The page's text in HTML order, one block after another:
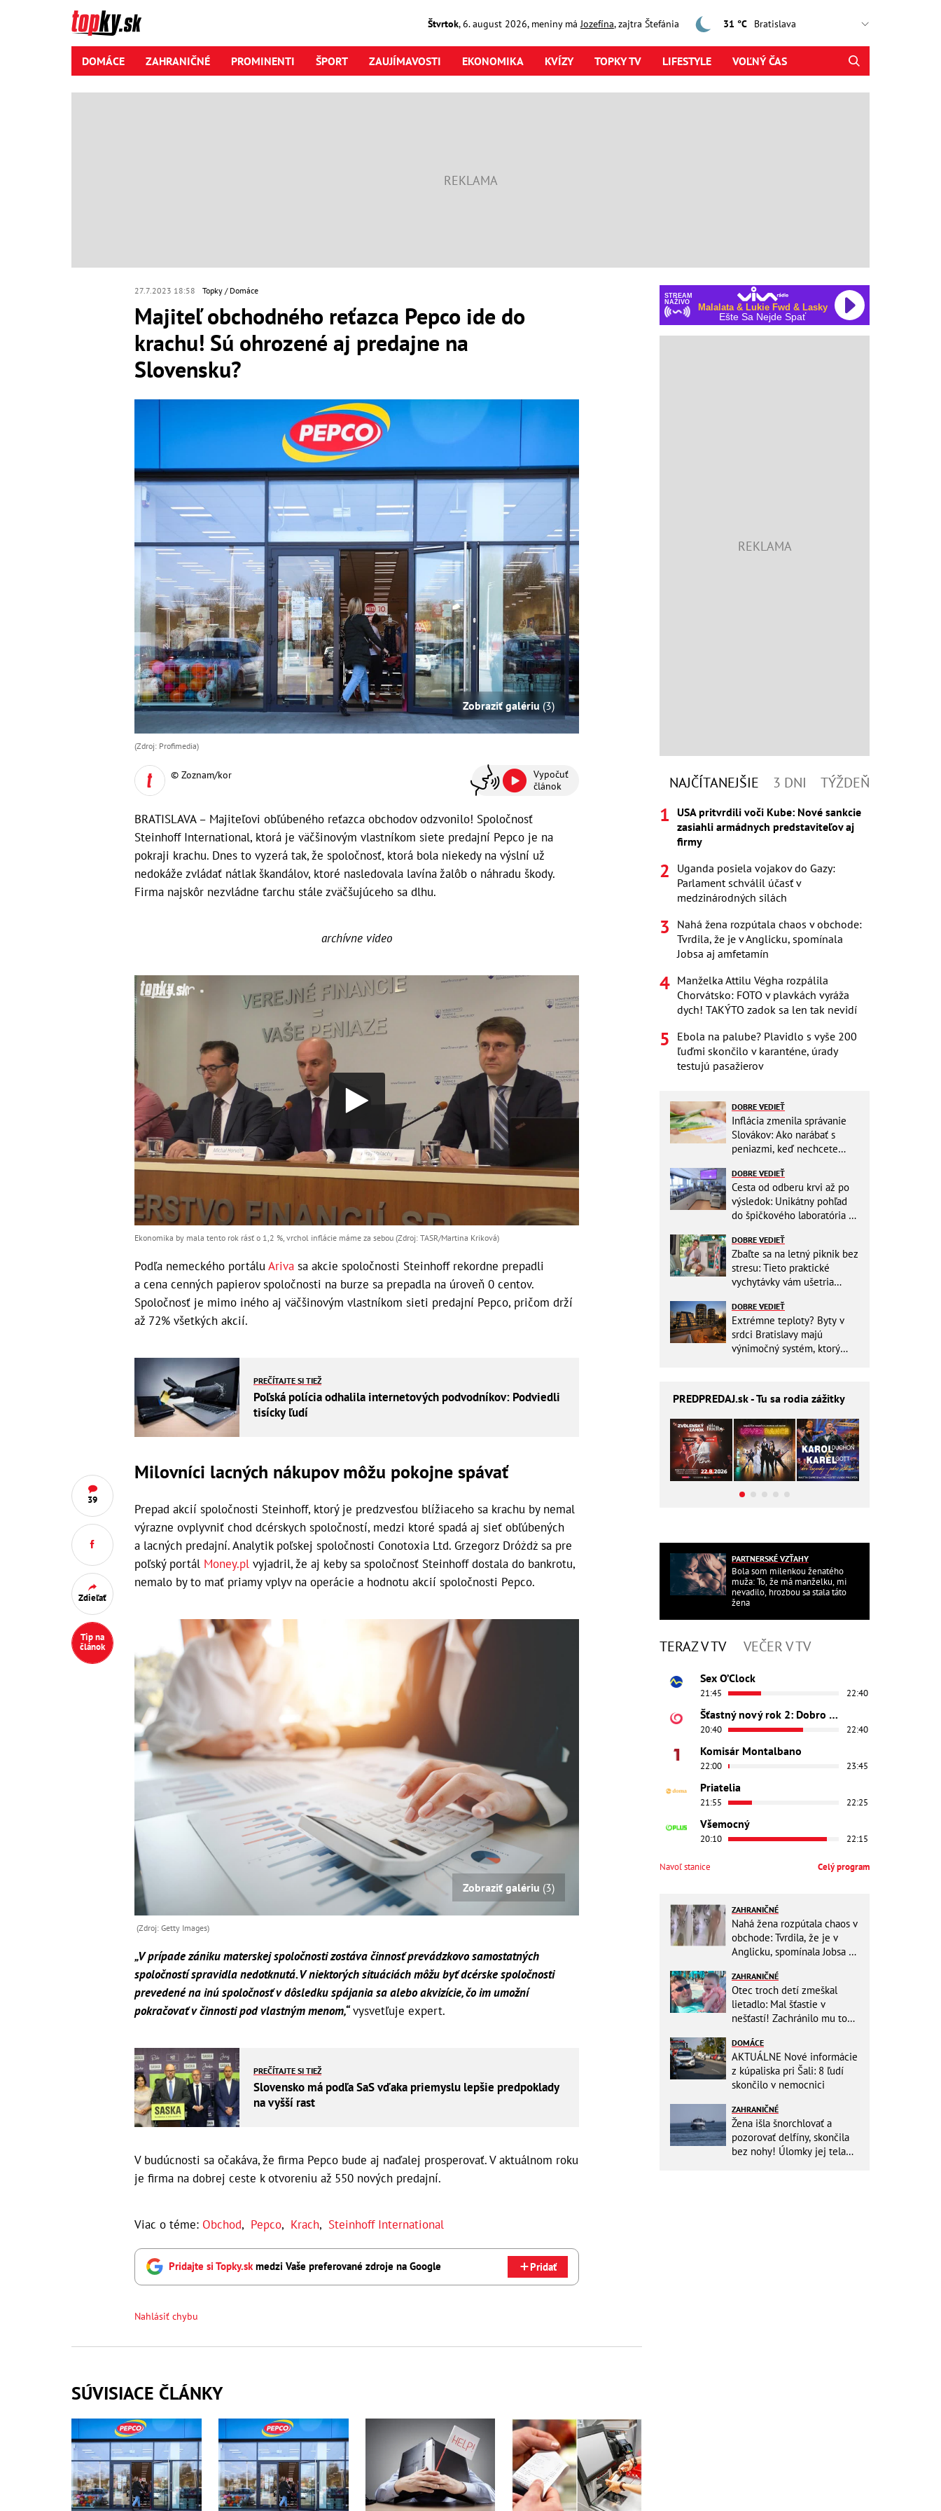
Štvrtok,6. august2026, meniny má Jozefína, zajtra Štefánia 31 °C
DOMÁCE ZAHRANIČNÉ PROMINENTI ŠPORT ZAUJÍMAVOSTI EKONOMIKA KVÍZY TOPKY TV LIFESTYLE VOĽNÝ ČAS
27.7.2023 18:58 Topky Domáce
Majiteľ obchodného reťazca Pepco ide do
krachu! Sú ohrozené aj predajne na
Slovensku?
39
Zdieľať
Tip na
článok
Zobraziť galériu (3)
(Zdroj: Profimedia)
© Zoznam/kor
Vypočuť
článok
BRATISLAVA – Majiteľovi obľúbeného reťazca obchodov odzvonilo! Spoločnosť
Steinhoff International, ktorá je väčšinovým vlastníkom siete predajní Pepco je na
pokraji krachu. Dnes to vyzerá tak, že spoločnosť, ktorá bola niekedy na výslní už
nedokáže zvládať nátlak škandálov, ktoré nasledovala lavína žalôb o náhradu škody.
Firma najskôr nezvládne ťarchu stále zväčšujúceho sa dlhu.
archívne video
Ekonomika by mala tento rok rásť o 1,2 %, vrchol inflácie máme za sebou (Zdroj: TASR/Martina Kriková)
Podľa nemeckého portálu Ariva sa akcie spoločnosti Steinhoff rekordne prepadli
a cena cenných papierov spoločnosti na burze sa prepadla na úroveň 0 centov.
Spoločnosť je mimo iného aj väčšinovým vlastníkom sieti predajní Pepco, pričom drží
až 72% všetkých akcií.
PREČÍTAJTE SI TIEŽ
Poľská polícia odhalila internetových podvodníkov: Podviedli
tisícky ľudí
Milovníci lacných nákupov môžu pokojne spávať
Prepad akcií spoločnosti Steinhoff, ktorý je predzvesťou blížiaceho sa krachu by nemal
výrazne ovplyvniť chod dcérskych spoločností, medzi ktoré spadá aj sieť obľúbených
a lacných predajní. Analytik poľskej spoločnosti Conotoxia Ltd. Grzegorz Dróżdż sa pre
poľský portál Money.pl vyjadril, že aj keby sa spoločnosť Steinhoff dostala do bankrotu,
nemalo by to mať priamy vplyv na operácie a hodnotu akcií spoločnosti Pepco.
Zobraziť galériu (3)
(Zdroj: Getty Images)
„V prípade zániku materskej spoločnosti zostáva činnosť prevádzkovo samostatných
spoločností spravidla nedotknutá. V niektorých situáciách môžu byť dcérske spoločnosti
prevedené na inú spoločnosť v dôsledku spájania sa alebo akvizície, čo im umožní
pokračovať v činnosti pod vlastným menom,“vysvetľuje expert.
PREČÍTAJTE SI TIEŽ
Slovensko má podľa SaS vďaka priemyslu lepšie predpoklady
na vyšší rast
V budúcnosti sa očakáva, že firma Pepco bude aj naďalej prosperovať. V aktuálnom roku
je firma na dobrej ceste k otvoreniu až 550 nových predajní.
Viac o téme: Obchod, Pepco, Krach, Steinhoff International
Pridajte si Topky.skmedzi Vaše preferované zdroje na Google Pridať
Nahlásiť chybu
SÚVISIACE ČLÁNKY
STREAM
NAŽIVO
Malalata & Lukie Fwd & Lasky
Ešte Sa Nejde Spať
NAJČÍTANEJŠIE 3 DNI TÝŽDEŇ
USA pritvrdili voči Kube: Nové sankcie
zasiahli armádnych predstaviteľov aj
firmy
Uganda posiela vojakov do Gazy:
Parlament schválil účasť v
medzinárodných silách
Nahá žena rozpútala chaos v obchode:
Tvrdila, že je v Anglicku, spomínala
Jobsa aj amfetamín
Manželka Attilu Végha rozpálila
Chorvátsko: FOTO v plavkách vyráža
dych! TAKÝTO zadok sa len tak nevidí
Ebola na palube? Plavidlo s vyše 200
ľuďmi skončilo v karanténe, úrady
testujú pasažierov
DOBRE VEDIEŤ
Inflácia zmenila správanie
Slovákov: Ako narábať s
peniazmi, keď nechcete
DOBRE VEDIEŤ
Cesta od odberu krvi až po
výsledok: Unikátny pohľad
do špičkového laboratória na
DOBRE VEDIEŤ
Zbaľte sa na letný piknik bez
stresu: Tieto praktické
vychytávky vám ušetria
DOBRE VEDIEŤ
Extrémne teploty? Byty v
srdci Bratislavy majú
výnimočný systém, ktorý
PREDPREDAJ.sk - Tu sa rodia zážitky
PARTNERSKÉ VZŤAHY
Bola som milenkou ženatého
muža: To, že má manželku, mi
nevadilo, hrozbou sa stala táto
žena
TERAZ V TV VEČER V TV
Sex O’Clock
21:45 22:40
Šťastný nový rok 2: Dobro došli
20:40 22:40
Komisár Montalbano
22:00 23:45
Priatelia
21:55 22:25
Všemocný
20:10 22:15
Navoľ stanice Celý program
ZAHRANIČNÉ
Nahá žena rozpútala chaos v
obchode: Tvrdila, že je v
Anglicku, spomínala Jobsa aj
ZAHRANIČNÉ
Otec troch detí zmeškal
lietadlo: Mal šťastie v
nešťastí! Zachránilo mu to
DOMÁCE
AKTUÁLNE Nové informácie
z kúpaliska pri Šali: 8 ľudí
skončilo v nemocnici
ZAHRANIČNÉ
Žena išla šnorchlovať a
pozorovať delfíny, skončila
bez nohy! Úlomky jej tela